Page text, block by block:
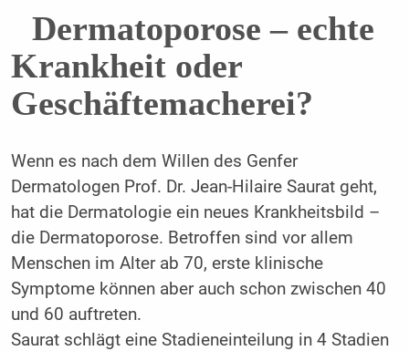
Dermatoporose – echte
Krankheit oder
Geschäftemacherei?
Wenn es nach dem Willen des Genfer
Dermatologen Prof. Dr. Jean-Hilaire Saurat geht,
hat die Dermatologie ein neues Krankheitsbild –
die Dermatoporose. Betroffen sind vor allem
Menschen im Alter ab 70, erste klinische
Symptome können aber auch schon zwischen 40
und 60 auftreten.
Saurat schlägt eine Stadieneinteilung in 4 Stadien